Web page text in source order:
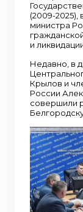
(2009-
министра
и
Недавно, в
Крылов и
России
совершили